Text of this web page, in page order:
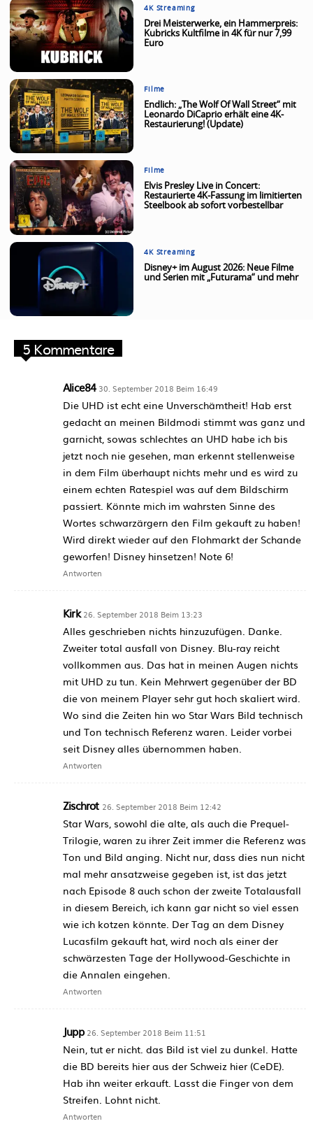
4K Streaming
Drei Meisterwerke, ein Hammerpreis:
Kubricks Kultfilme in 4K für nur 7,99
Euro
Filme
Endlich: „The Wolf Of Wall Street“ mit
Leonardo DiCaprio erhält eine 4K-
Restaurierung! (Update)
Filme
Elvis Presley Live in Concert:
Restaurierte 4K-Fassung im limitierten
Steelbook ab sofort vorbestellbar
4K Streaming
Disney+ im August 2026: Neue Filme
und Serien mit „Futurama“ und mehr
5 Kommentare
Alice84 30. September 2018 Beim 16:49
Die UHD ist echt eine Unverschämtheit! Hab erst
gedacht an meinen Bildmodi stimmt was ganz und
garnicht, sowas schlechtes an UHD habe ich bis
jetzt noch nie gesehen, man erkennt stellenweise
in dem Film überhaupt nichts mehr und es wird zu
einem echten Ratespiel was auf dem Bildschirm
passiert. Könnte mich im wahrsten Sinne des
Wortes schwarzärgern den Film gekauft zu haben!
Wird direkt wieder auf den Flohmarkt der Schande
geworfen! Disney hinsetzen! Note 6!
Antworten
Kirk 26. September 2018 Beim 13:23
Alles geschrieben nichts hinzuzufügen. Danke.
Zweiter total ausfall von Disney. Blu-ray reicht
vollkommen aus. Das hat in meinen Augen nichts
mit UHD zu tun. Kein Mehrwert gegenüber der BD
die von meinem Player sehr gut hoch skaliert wird.
Wo sind die Zeiten hin wo Star Wars Bild technisch
und Ton technisch Referenz waren. Leider vorbei
seit Disney alles übernommen haben.
Antworten
Zischrot 26. September 2018 Beim 12:42
Star Wars, sowohl die alte, als auch die Prequel-
Trilogie, waren zu ihrer Zeit immer die Referenz was
Ton und Bild anging. Nicht nur, dass dies nun nicht
mal mehr ansatzweise gegeben ist, ist das jetzt
nach Episode 8 auch schon der zweite Totalausfall
in diesem Bereich, ich kann gar nicht so viel essen
wie ich kotzen könnte. Der Tag an dem Disney
Lucasfilm gekauft hat, wird noch als einer der
schwärzesten Tage der Hollywood-Geschichte in
die Annalen eingehen.
Antworten
Jupp 26. September 2018 Beim 11:51
Nein, tut er nicht. das Bild ist viel zu dunkel. Hatte
die BD bereits hier aus der Schweiz hier (CeDE).
Hab ihn weiter erkauft. Lasst die Finger von dem
Streifen. Lohnt nicht.
Antworten